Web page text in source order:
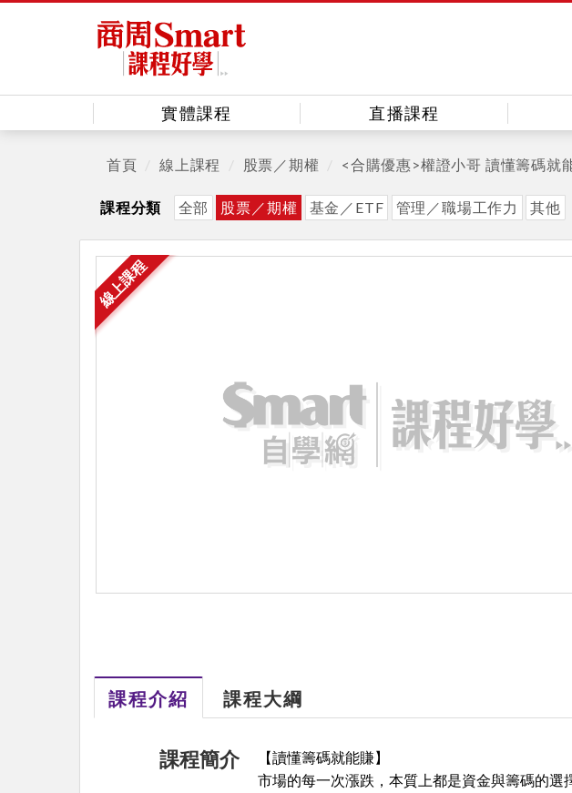
實體課程 直播課程
首頁 線上課程 股票／期權 <合購優惠>權證小哥 讀懂籌碼就
課程分類 全部 股票／期權 基金／ETF 管理／職場工作力 其他
線上課程
課程介紹 課程大綱
課程簡介
【讀懂籌碼就能賺】
市場的每一次漲跌，本質上都是資金與籌碼的選